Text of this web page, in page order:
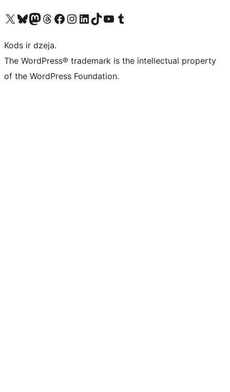
Apmeklējiet mūsu X (agrāk Twitter) kontu
Apmeklējiet mūsu Bluesky kontu
Apmeklējiet mūsu Mastodon kontu
Apmeklējiet mūsu Threads kontu
Apmeklējiet mūsu Facebook lapuApmeklējiet mūsu Instagram kontu
Apmeklējiet mūsu LinkedIn kontu
Apmeklējiet mūsu TikTok kontu
Apmeklējiet mūsu YouTube kanālu
Apmeklējiet mūsu Tumblr kontu
Kods ir dzeja.
The WordPress® trademark is the intellectual property
of the WordPress Foundation.